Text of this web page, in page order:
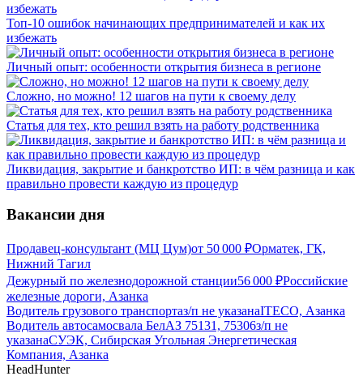
Топ-10 ошибок начинающих предпринимателей и как их
избежать
Личный опыт: особенности открытия бизнеса в регионе
Сложно, но можно! 12 шагов на пути к своему делу
Статья для тех, кто решил взять на работу родственника
Ликвидация, закрытие и банкротство ИП: в чём разница и как
правильно провести каждую из процедур
Вакансии дня
Продавец-консультант (МЦ Цум)от 50 000 ₽Орматек, ГК,
Нижний Тагил
Дежурный по железнодорожной станции56 000 ₽Российские
железные дороги, Азанка
Водитель грузового транспортаз/п не указанаITECO, Азанка
Водитель автосамосвала БелАЗ 75131, 75306з/п не
указанаСУЭК, Сибирская Угольная Энергетическая
Компания, Азанка
HeadHunter